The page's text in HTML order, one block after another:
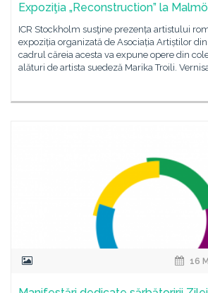
Expoziţia „Reconstruction” la Malmö
ICR Stockholm susţine prezența artistului
expoziția organizată de Asociația Artiștilor
cadrul căreia acesta va expune opere din
alături de artista suedeză Marika Troili.
16